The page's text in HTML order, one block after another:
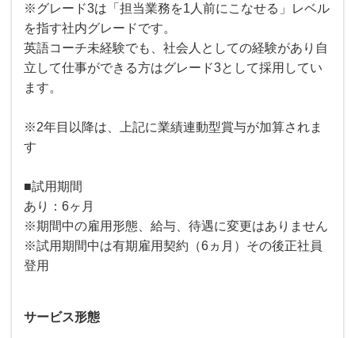
※グレード3は「担当業務を1人前にこなせる」レベル
を指す社内グレードです。
英語コーチ未経験でも、社会人としての経験があり自
立して仕事ができる方はグレード3として採用してい
ます。
※2年目以降は、上記に業績連動型賞与が加算されま
す
■試用期間
あり：6ヶ月
※期間中の雇用形態、給与、待遇に変更はありません
※試用期間中は有期雇用契約（6ヵ月）その後正社員
登用
サービス形態